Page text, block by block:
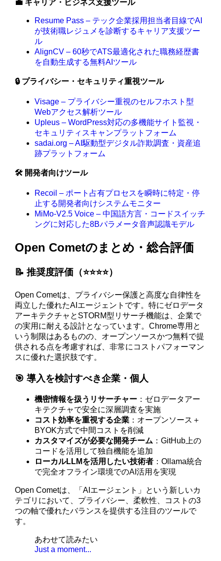
💼 キャリア・ビジネス支援ツール
Resume Pass – テック企業採用担当者目線でAI
が技術職レジュメを診断するキャリア支援ツー
ル
AlignCV – 60秒でATS最適化された職務経歴書
を自動生成する無料AIツール
🔒 プライバシー・セキュリティ重視ツール
Visage – プライバシー重視のセルフホスト型
Webアクセス解析ツール
Upleus – WordPress対応の多機能サイト監視・
セキュリティスキャンプラットフォーム
sadai.org – AI駆動型デジタル詐欺調査・資産追
跡プラットフォーム
🛠️ 開発者向けツール
Recoil – ポート占有プロセスを瞬時に特定・停
止する開発者向けシステムモニター
MiMo-V2.5 Voice – 中国語方言・コードスイッチ
ングに対応した8Bパラメータ音声認識モデル
Open Cometのまとめ・総合評価
📝 推奨度評価（⭐️⭐️⭐️⭐️）
Open Cometは、プライバシー保護と高度な自律性を
両立した優れたAIエージェントです。特にゼロデータ
アーキテクチャとSTORM型リサーチ機能は、企業で
の実用に耐える設計となっています。Chrome専用と
いう制限はあるものの、オープンソースかつ無料で提
供される点を考慮すれば、非常にコストパフォーマン
スに優れた選択肢です。
🎯 導入を検討すべき企業・個人
機密情報を扱うリサーチャー ：ゼロデータアー
キテクチャで安全に深層調査を実施
コスト効率を重視する企業 ：オープンソース＋
BYOK方式で中間コストを削減
カスタマイズが必要な開発チーム ：GitHub上の
コードを活用して独自機能を追加
ローカルLLMを活用したい技術者 ：Ollama統合
で完全オフライン環境でのAI活用を実現
Open Cometは、「AIエージェント」という新しいカ
テゴリにおいて、プライバシー、柔軟性、コストの3
つの軸で優れたバランスを提供する注目のツールで
す。
あわせて読みたい
Just a moment...